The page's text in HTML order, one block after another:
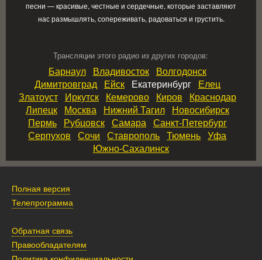
песни — красивые, честные и сердечные, которые заставляют
нас размышлять, сопереживать, радоваться и грустить.
Трансляции этого радио из других городов:
Барнаул Владивосток Волгодонск
Димитровград ЕйскЕкатеринбург Елец
Златоуст Иркутск Кемерово Киров
Краснодар
Липецк Москва Нижний Тагил Новосибирск
Пермь Рубцовск Самара Санкт‑Петербург
Серпухов Сочи Ставрополь Тюмень Уфа
Южно‑Сахалинск
Полная версия
Телепрограмма
Обратная связь
Правообладателям